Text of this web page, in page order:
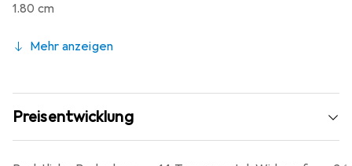
1.80 cm
Mehr anzeigen
Preisentwicklung